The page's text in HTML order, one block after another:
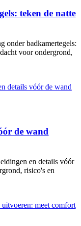
teken de natte
onder badkamertegels:
voor ondergrond,
de wand
en details vóór
risico's en